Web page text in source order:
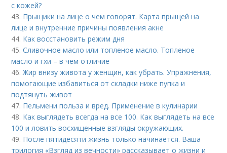
с кожей?
43. Прыщики на лице о чем говорят. Карта прыщей на
лице и внутренние причины появления акне
44. Как восстановить режим дня
45.Сливочное масло или топленое масло. Топленое
масло и гхи – в чем отличие
46.Жир внизу живота у женщин, как убрать. Упражнения,
помогающие избавиться от складки ниже пупка и
подтянуть живот
47. Пельмени польза и вред. Применение в кулинарии
48. Как выглядеть всегда на все 100. Как выглядеть на все
100 и ловить восхищенные взгляды окружающих.
49. После пятидесяти жизнь только начинается. Ваша
трилогия «Взгляд из вечности» рассказывает о жизни и